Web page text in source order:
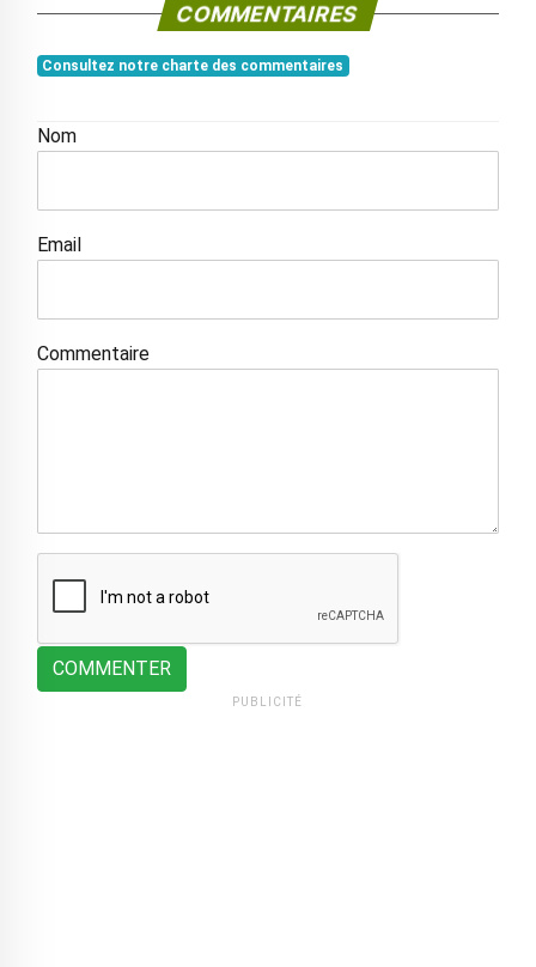
COMMENTAIRES
Consultez notre charte des commentaires
Nom
Email
Commentaire
COMMENTER
PUBLICITÉ